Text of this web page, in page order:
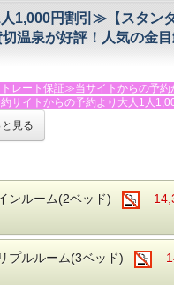
動物園ｉＺｏｏ（イズー）まで車
ニマルキングダムまで車で２５分
滝まで車で２５分
その他☆★☆－－
→第１・第２駐車場あり（９台・
お越しの方は送迎がありますので
後お電話下さい。
ェックイン・チェックアウト時に
、豊富な設備を完備した、併設の
ます。
ンス、撮影など様々な用途にご利
ルーム・卓球場は無料でご利用頂
観光情報☆★☆－－
浜海岸まで車で３分
温泉会館まで車で１０分
ニマルキングダムまで車で２５分
滝まで車で２５分
中水族館まで車４０分
その他☆★☆－－
→第１・第２駐車場あり（９台・
1,000円割引≫【スタン
温泉が好評！人気の金
レート保証≫当サイトからの予約
サイトからの予約より大人1人
じのくに安心・安全認証宿泊施
きな伊豆特産金目鯛の姿煮が付く
の姿煮が召し上がれない方は、事
評の焼きたてパンと、サラダ・卵
イルです。（コーヒー・紅茶・牛
と見る
ンルーム(2ベッド)
プルルーム(3ベッド)